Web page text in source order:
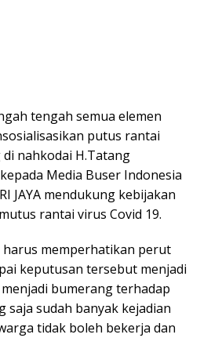
tengah semua elemen
putus rantai
di nahkodai H.Tatang
Media Buser Indonesia
JAYA mendukung kebijakan
rantai virus Covid 19.
memperhatikan perut
keputusan tersebut menjadi
bumerang terhadap
saja sudah banyak kejadian
tidak boleh bekerja dan